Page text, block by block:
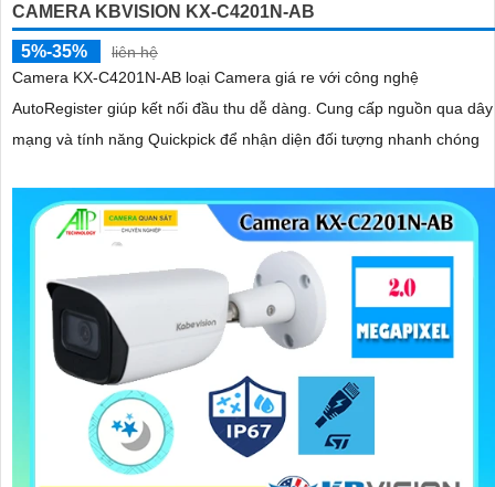
CAMERA KBVISION KX-C4201N-AB
5%-35%
liên hệ
Camera KX-C4201N-AB loại Camera giá re với công nghệ
AutoRegister giúp kết nối đầu thu dễ dàng. Cung cấp nguồn qua dây
mạng và tính năng Quickpick để nhận diện đối tượng nhanh chóng